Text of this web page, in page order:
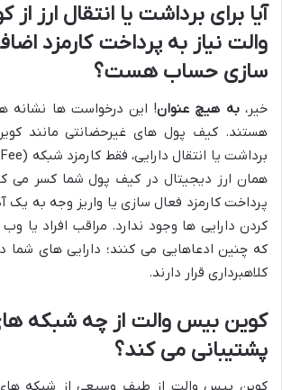
آیا برای برداشت یا انتقال ارز
والت نیاز به پرداخت کارمزد
سازی حساب هست؟
خیر،به هیچ عنوان! این درخواست ها نشانه
هستند. کیف پول های غیرحضانتی مانند
همان ارز دیجیتال در کیف پول شما کسر می
پرداخت کارمزد فعال سازی یا واریز وجه به یک
کردن دارایی ها وجود ندارد. مراقب افراد یا
که چنین ادعاهایی می کنند؛ دارایی های
کلاهبرداری قرار دارند.
کوین بیس والت از چه شبکه
پشتیبانی می کند؟